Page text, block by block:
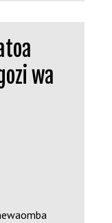
wa